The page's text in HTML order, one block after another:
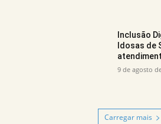
Inclusão
Idosas de
9 de agosto
Carregar mais